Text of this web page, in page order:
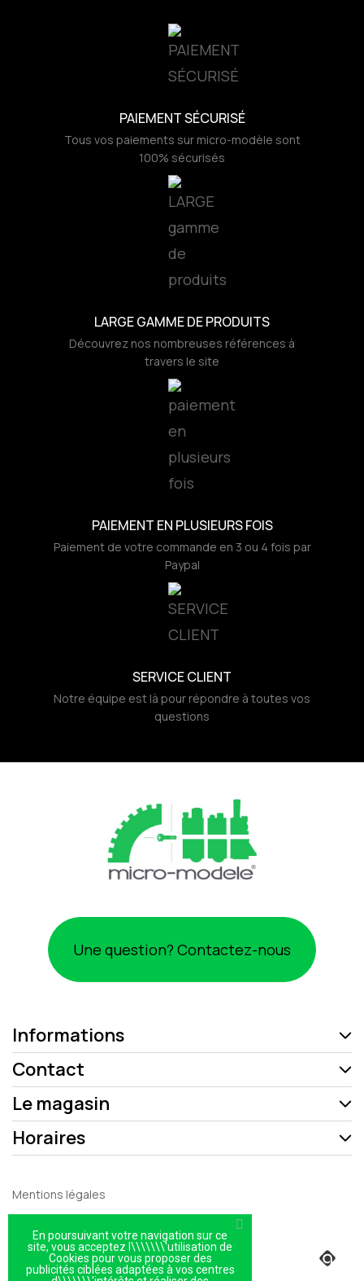
PAIEMENT SÉCURISÉ
Tous vos paiements sur micro-modèle sont
100% sécurisés
LARGE GAMME DE PRODUITS
Découvrez nos nombreuses références à
travers le site
PAIEMENT EN PLUSIEURS FOIS
Paiement de votre commande en 3 ou 4 fois par
Paypal
SERVICE CLIENT
Notre équipe est là pour répondre à toutes vos
questions
Une question? Contactez-nous
Informations
Contact
Le magasin
Horaires
Mentions légales
Plan du site
Magasin
En poursuivant votre navigation sur ce
site, vous acceptez l\\\\\\\'utilisation de
Cookies pour vous proposer des
publicités ciblées adaptées à vos centres